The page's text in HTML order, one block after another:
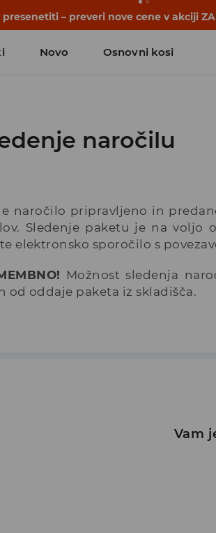
– preveri nove cene v akciji
Novo Osnovni kosi
naročilu
naročilo pripravljeno in
Sledenje paketu je na voljo
elektronsko sporočilo s
Možnost sledenja
od oddaje paketa iz skladišča.
Vam